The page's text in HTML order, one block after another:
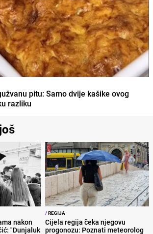
pitu: Samo dvije kašike ovog
razliku
nakon
"Dunjaluk
/REGIJA
Cijela regija čeka njegovu
progonozu: Poznati meteorolog